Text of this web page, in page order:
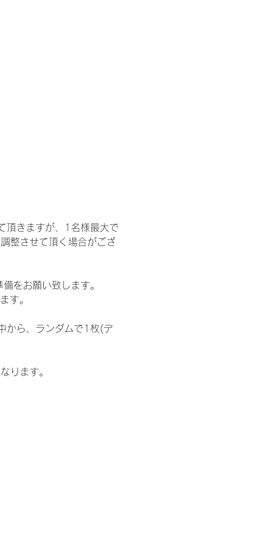
頂きますが、1名様最大で
整させて頂く場合がござ
をお願い致します。
す。
から、ランダムで1枚(デ
ります。